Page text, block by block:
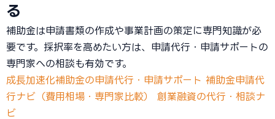
る
補助金は申請書類の作成や事業計画の策定に専門知識が必
要です。採択率を高めたい方は、申請代行・申請サポートの
専門家への相談も有効です。
成長加速化補助金の申請代行・申請サポート 補助金申請代
行ナビ（費用相場・専門家比較）
創業融資の代行・相談ナ
ビ